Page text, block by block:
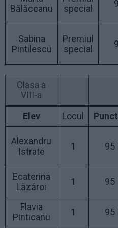
Bălăceanu
special
Sabina
Pintilescu
Premiul
special
Clasa a
VIII-a
Elev
Locul
Alexandru
Istrate
1 95
Ecaterina
Lăzăroi
1 95
Flavia
Pinticanu
1 95